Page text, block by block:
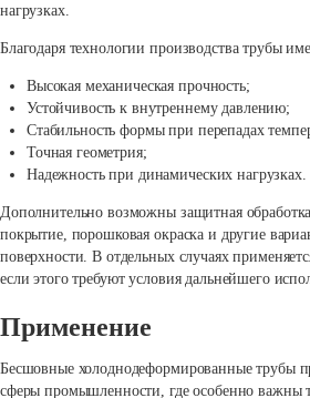
нагрузках.
Благодаря технологии производства трубы
Высокая механическая прочность;
Устойчивость к внутреннему давлению;
Стабильность формы при перепадах
Точная геометрия;
Надежность при динамических нагрузках.
Дополнительно возможны защитная
покрытие, порошковая окраска и другие
поверхности. В отдельных случаях
если этого требуют условия дальнейшего
Применение
Бесшовные холоднодеформированные трубы
сферы промышленности, где особенно важны